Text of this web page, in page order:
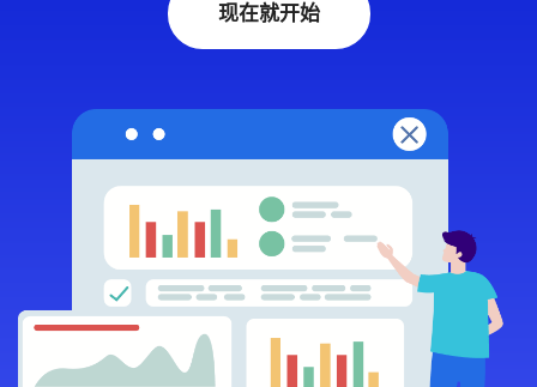
现在就开始